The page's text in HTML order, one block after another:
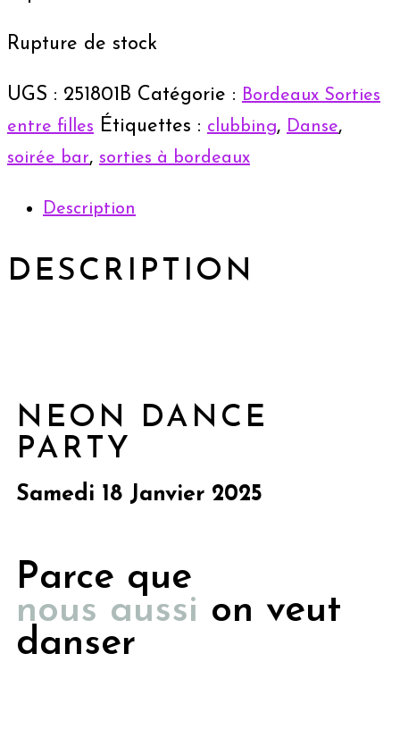
Rupture de stock
UGS : 251801B Catégorie : Bordeaux Sorties
entre filles Étiquettes : clubbing, Danse,
soirée bar, sorties à bordeaux
Description
DESCRIPTION
NEON DANCE
PARTY
Samedi 18 Janvier 2025
Parce que
nous aussi on veut
danser